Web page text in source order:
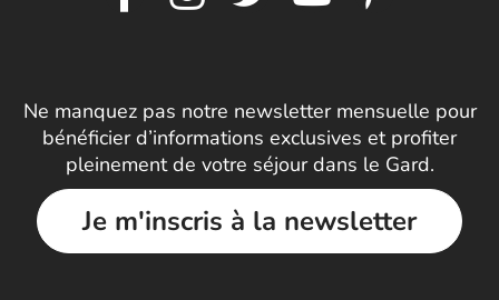
Ne manquez pas notre newsletter mensuelle pour
bénéficier d’informations exclusives et profiter
pleinement de votre séjour dans le Gard.
Je m'inscris à la newsletter